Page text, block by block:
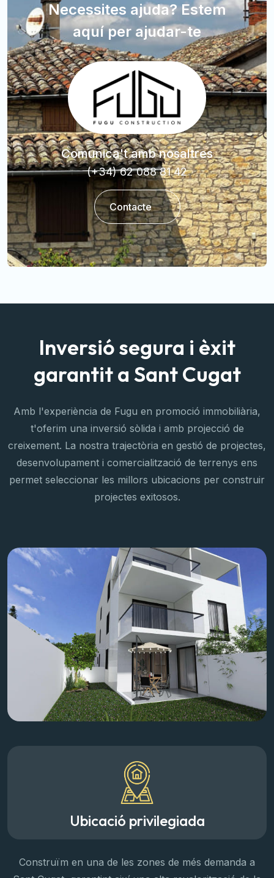
Necessites ajuda? Estem
aquí per ajudar-te
Comunica't amb nosaltres
(+34) 62 088 81 42
Contacte
Inversió segura i èxit
garantit a Sant Cugat
Amb l'experiència de Fugu en promoció immobiliària,
t'oferim una inversió sòlida i amb projecció de
creixement. La nostra trajectòria en gestió de projectes,
desenvolupament i comercialització de terrenys ens
permet seleccionar les millors ubicacions per construir
projectes exitosos.
Ubicació privilegiada
Construïm en una de les zones de més demanda a